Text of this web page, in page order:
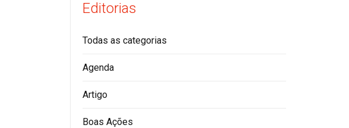
Editorias
Todas as categorias
Agenda
Artigo
Boas Ações